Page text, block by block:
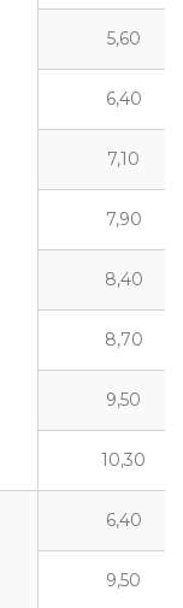
5,60
6,40
7,10
7,90
8,40
8,70
9,50
10,30
6,40
9,50